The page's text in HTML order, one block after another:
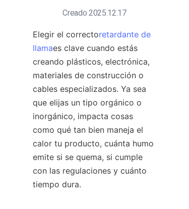
Creado 2025.12.17
Elegir el correctoretardante de
llamaes clave cuando estás
creando plásticos, electrónica,
materiales de construcción o
cables especializados. Ya sea
que elijas un tipo orgánico o
inorgánico, impacta cosas
como qué tan bien maneja el
calor tu producto, cuánta humo
emite si se quema, si cumple
con las regulaciones y cuánto
tiempo dura.